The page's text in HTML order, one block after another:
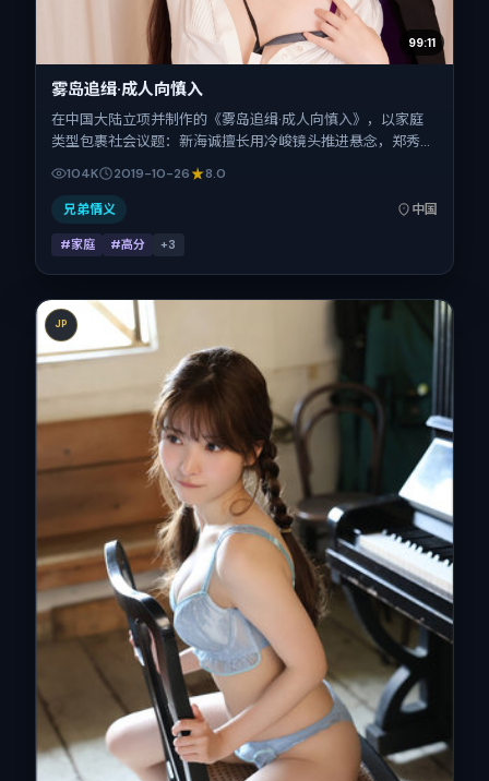
99:11
雾岛追缉·成人向慎入
在中国大陆立项并制作的《雾岛追缉·成人向慎入》，以家庭
类型包裹社会议题：新海诚擅长用冷峻镜头推进悬念，郑秀
文、木村拓哉、张家辉、河正宇、宋佳、张震的对手戏为看点
之一。上映时间：2019-10-26；片长149分钟；适合关注现实
质感与类型片结构的观众。
104K 2019-10-26 8.0
兄弟情义 中国
#家庭 #高分 +3
JP